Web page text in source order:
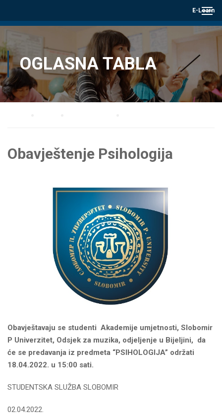
E-Learn
OGLASNA TABLA
Obavještenje Psihologija
Obavještavaju se studenti Akademije umjetnosti, Slobomir
P Univerzitet, Odsjek za muzika, odjeljenje u Bijeljini, da
će se predavanja iz predmeta “PSIHOLOGIJA” održati
18.04.2022. u 15:00 sati.
STUDENTSKA SLUŽBA SLOBOMIR
02.04.2022.